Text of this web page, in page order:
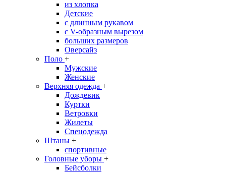
из хлопка
Детские
с длинным рукавом
с V-образным вырезом
больших размеров
Оверсайз
Поло +
Мужские
Женские
Верхняя одежда +
Дождевик
Куртки
Ветровки
Жилеты
Спецодежда
Штаны +
спортивные
Головные уборы +
Бейсболки